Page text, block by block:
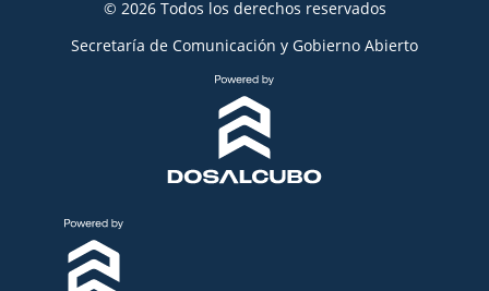
© 2026 Todos los derechos reservados
Secretaría de Comunicación y Gobierno Abierto